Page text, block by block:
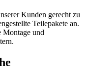
Kunden gerecht zu
Teilepakete an.
Montage und